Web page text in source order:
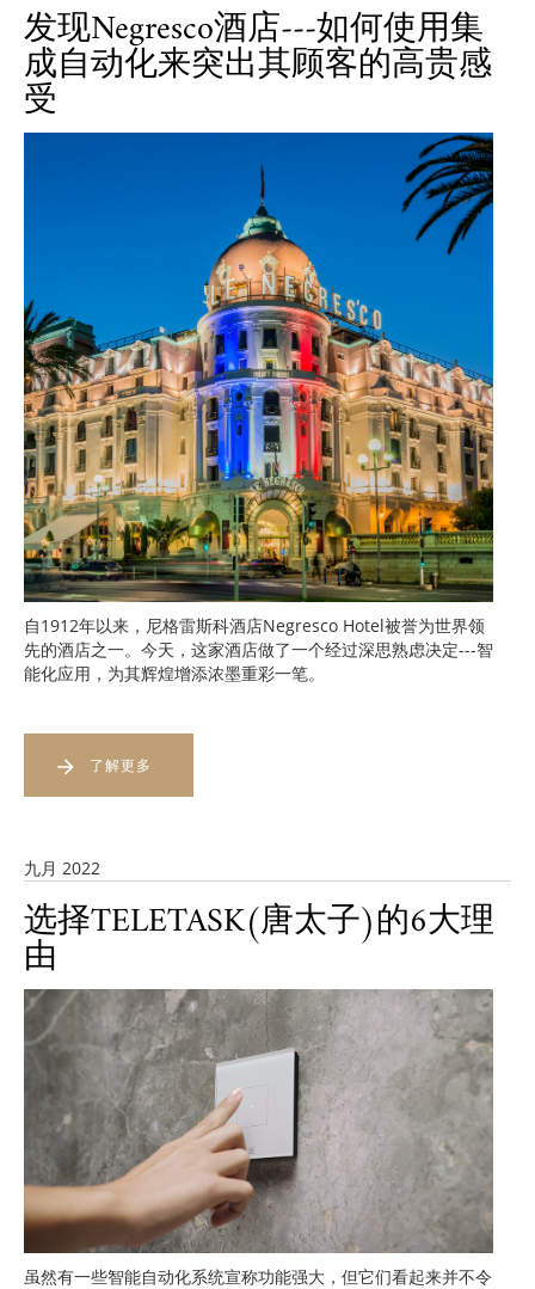
发现Negresco酒店---如何使用集
成自动化来突出其顾客的高贵感
受
自1912年以来， 尼格雷斯科酒店Negresco Hotel被誉为世界领
先的酒店之一。今天，这家酒店做了一个经过深思熟虑决定---智
能化应用，为其辉煌增添浓墨重彩一笔。
了解更多
九月 2022
选择TELETASK(唐太子)的6大理
由
虽然有一些智能自动化系统宣称功能强大，但它们看起来并不令